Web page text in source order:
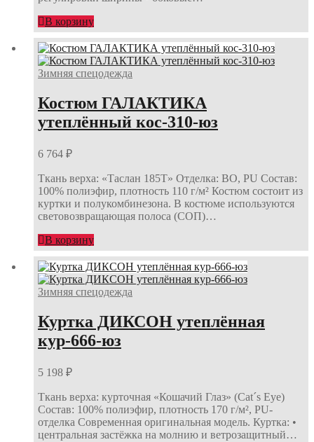
В корзину
Зимняя спецодежда
Костюм ГАЛАКТИКА
утеплённый кос-310-юз
6 764 ₽
Ткань верха: «Таслан 185Т» Отделка: ВО, PU Состав:
100% полиэфир, плотность 110 г/м² Костюм состоит из
куртки и полукомбинезона. В костюме используются
световозвращающая полоса (СОП)…
В корзину
Зимняя спецодежда
Куртка ДИКСОН утеплённая
кур-666-юз
5 198 ₽
Ткань верха: курточная «Кошачий Глаз» (Cat´s Eye)
Состав: 100% полиэфир, плотность 170 г/м², PU-
отделка Современная оригинальная модель. Куртка: •
центральная застёжка на молнию и ветрозащитный…